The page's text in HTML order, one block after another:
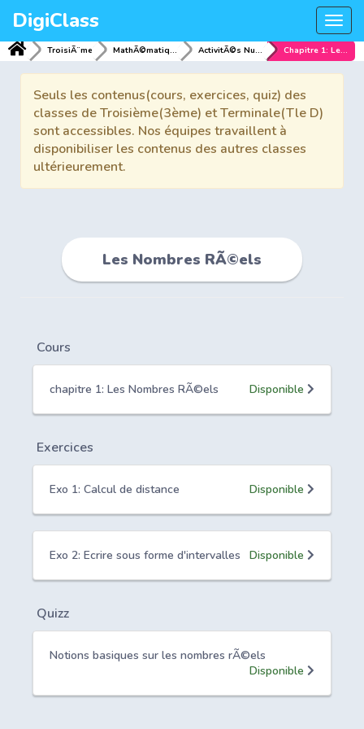
DigiClass
TroisiÃ¨me MathÃ©matiques ActivitÃ©s NumÃ©riques Chapitre 1: Les Nombres RÃ©els
Seuls les contenus(cours, exercices, quiz) des
classes de Troisième(3ème) et Terminale(Tle D)
sont accessibles. Nos équipes travaillent à
disponibiliser les contenus des autres classes
ultérieurement.
Les Nombres RÃ©els
Cours
chapitre 1: Les Nombres RÃ©els Disponible
Exercices
Exo 1: Calcul de distance Disponible
Exo 2: Ecrire sous forme d'intervalles Disponible
Quizz
Notions basiques sur les nombres rÃ©els
Disponible